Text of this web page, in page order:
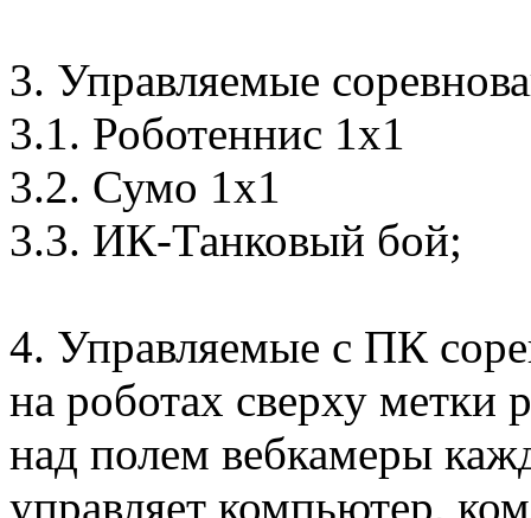
3. Управляемые
3.1. Роботеннис 1х1
3.2. Сумо 1х1
3.3. ИК-Танковый бой;
4. Управляемые с ПК
на роботах сверху метки
над полем вебкамеры
управляет компьютер,